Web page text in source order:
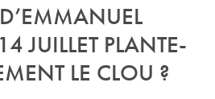
JUILLET PLANTE-
LE CLOU ?